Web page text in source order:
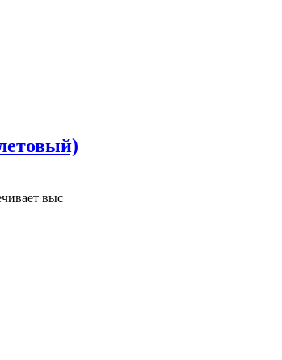
выс